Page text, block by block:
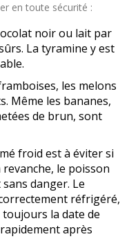
en toute sécurité :
noir ou lait par
La tyramine y est
les melons
Même les bananes,
de brun, sont
froid est à éviter si
le poisson
danger. Le
réfrigéré,
la date de
après